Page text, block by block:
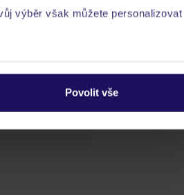
výběr však můžete personalizovat
cookieazásadách ochrany
Povolit vše